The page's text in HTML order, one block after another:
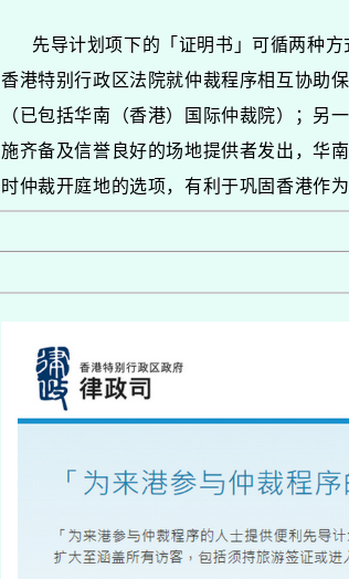
先导计划项下的「证明书」可循两种方
香港特别行政区法院就仲裁程序相互协助
（已包括华南（香港）国际仲裁院）；
施齐备及信誉良好的场地提供者发出，华
时仲裁开庭地的选项，有利于巩固香港作